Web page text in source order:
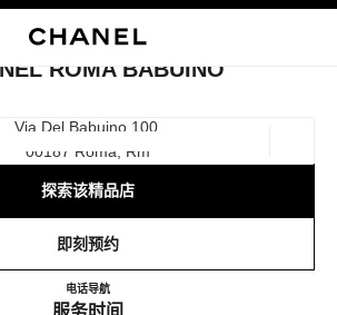
ROMA BABUINO
ROMA BABUINO
Via Del Babuino 100,
00187 Roma, Rm
探索该精品店
即刻预约
电话+39 06 6976 6599
导航CHANEL ROMA BABUINO
服务时间
腕表与高级珠宝